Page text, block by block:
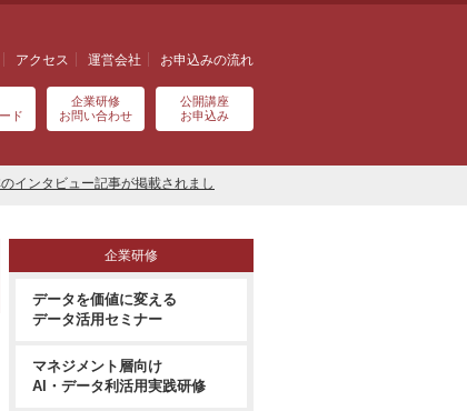
アクセス 運営会社 お申込みの流れ
ド
企業研修
お問い合わせ
公開講座
お申込み
インタビュー記事が掲載されまし
企業研修
データを価値に変える
データ活用セミナー
マネジメント層向け
AI・データ利活用実践研修